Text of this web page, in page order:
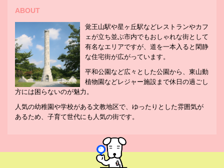
ABOUT
平和公園
覚王山駅や星ヶ丘駅などレストランやカフ
ェが立ち並ぶ市内でもおしゃれな街として
有名なエリアですが、道を一本入ると閑静
な住宅街が広がっています。
平和公園など広々とした公園から、東山動
植物園などレジャー施設まで休日の過ごし
方には困らないのが魅力。
人気の幼稚園や学校がある文教地区で、ゆったりとした雰囲気が
あるため、子育て世代にも人気の街です。